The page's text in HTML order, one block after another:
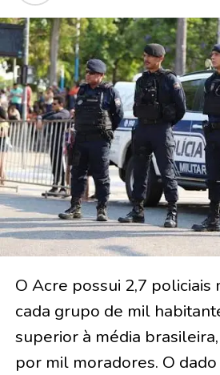
O Acre possui 2,7 policiais
cada grupo de mil
superior à média
por mil moradores. O